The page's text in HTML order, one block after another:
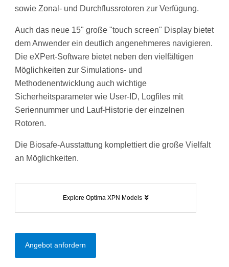
sowie Zonal- und Durchflussrotoren zur Verfügung.
Auch das neue 15" große "touch screen" Display bietet
dem Anwender ein deutlich angenehmeres navigieren.
Die eXPert-Software bietet neben den vielfältigen
Möglichkeiten zur Simulations- und
Methodenentwicklung auch wichtige
Sicherheitsparameter wie User-ID, Logfiles mit
Seriennummer und Lauf-Historie der einzelnen
Rotoren.
Die Biosafe-Ausstattung komplettiert die große Vielfalt
an Möglichkeiten.
Explore Optima XPN Models
Angebot anfordern